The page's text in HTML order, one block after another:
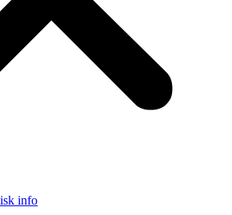
info